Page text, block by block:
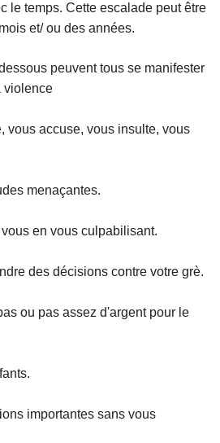
le temps. Cette escalade peut être
et/ ou des années.
peuvent tous se manifester
violence
vous accuse, vous insulte, vous
menaçantes.
vous en vous culpabilisant.
des décisions contre votre grè.
ou pas assez d'argent pour le
importantes sans vous